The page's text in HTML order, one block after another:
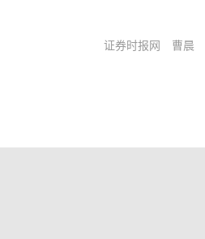
证券时报网 曹晨